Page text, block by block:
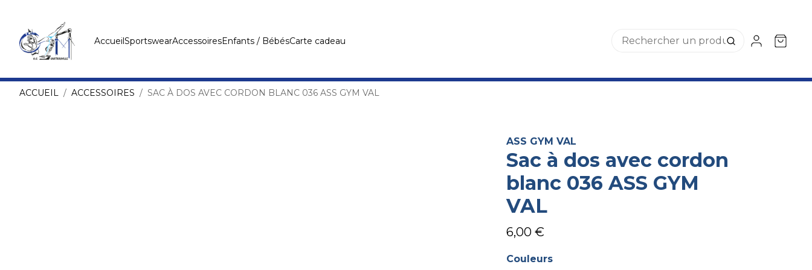
AccueilSportswearAccessoiresEnfants / BébésCarte cadeau
ACCUEIL ACCESSOIRES SAC À DOS AVEC CORDON BLANC 036 ASS GYM VAL
ASS GYM VAL
Sac à dos avec cordon
blanc 036 ASS GYM
VAL
6,00 €
Couleurs